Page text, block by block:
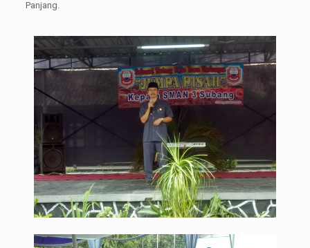
Panjang.